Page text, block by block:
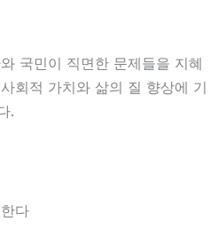
국민이 직면한 문제들을 지혜
회적 가치와 삶의 질 향상에 기
.
다